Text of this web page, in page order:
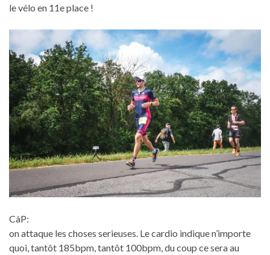
le vélo en 11e place !
CàP:
on attaque les choses serieuses. Le cardio indique n’importe
quoi, tantôt 185bpm, tantôt 100bpm, du coup ce sera au